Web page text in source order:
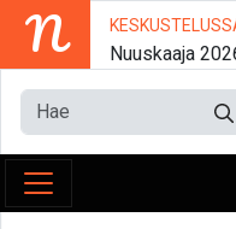
N Nuuskaaja